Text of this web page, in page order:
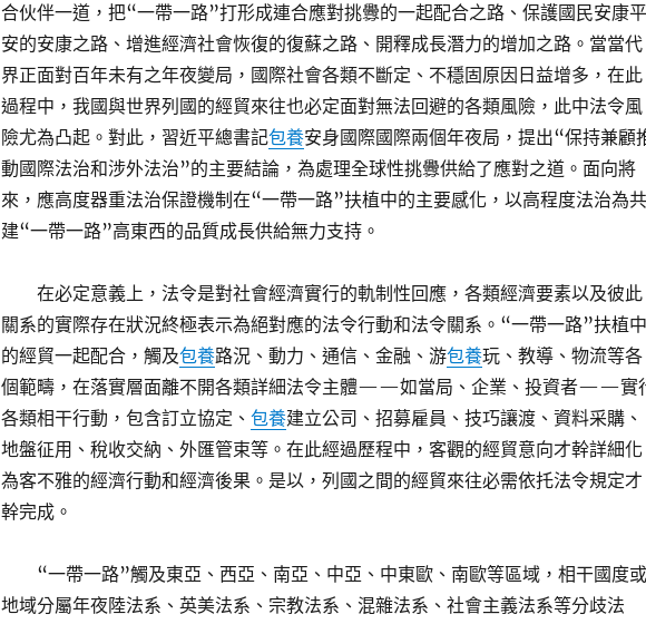
合伙伴一道，把“一帶一路”打形成連合應對挑釁的一起配合之路、保護國民安康平
安的安康之路、增進經濟社會恢復的復蘇之路、開釋成長潛力的增加之路。當當代
界正面對百年未有之年夜變局，國際社會各類不斷定、不穩固原因日益增多，在此
過程中，我國與世界列國的經貿來往也必定面對無法回避的各類風險，此中法令風
險尤為凸起。對此，習近平總書記包養安身國際國際兩個年夜局，提出“保持兼顧
動國際法治和涉外法治”的主要結論，為處理全球性挑釁供給了應對之道。面向將
來，應高度器重法治保證機制在“一帶一路”扶植中的主要感化，以高程度法治為共
建“一帶一路”高東西的品質成長供給無力支持。
在必定意義上，法令是對社會經濟實行的軌制性回應，各類經濟要素以及彼此
關系的實際存在狀況終極表示為絕對應的法令行動和法令關系。“一帶一路”扶植中
的經貿一起配合，觸及包養路況、動力、通信、金融、游包養玩、教導、物流等各
個範疇，在落實層面離不開各類詳細法令主體——如當局、企業、投資者——實
各類相干行動，包含訂立協定、 包養建立公司、招募雇員、技巧讓渡、資料采購、
地盤征用、稅收交納、外匯管束等。在此經過歷程中，客觀的經貿意向才幹詳細化
為客不雅的經濟行動和經濟後果。是以，列國之間的經貿來往必需依托法令規定才
幹完成。
“一帶一路”觸及東亞、西亞、南亞、中亞、中東歐、南歐等區域，相干國度或
地域分屬年夜陸法系、英美法系、宗教法系、混雜法系、社會主義法系等分歧法